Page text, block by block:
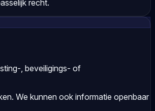
recht.
, beveiligings- of
We kunnen ook informatie openbaar